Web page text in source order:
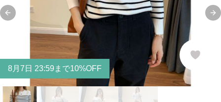
Previous slide
8月 7 日 23:59まで10%OFF